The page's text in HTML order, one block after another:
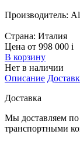
Производитель:
Страна: Италия
Цена от 998 000 i
В корзину
Нет в наличии
Описание
Доставка
Мы доставляем по
транспортными